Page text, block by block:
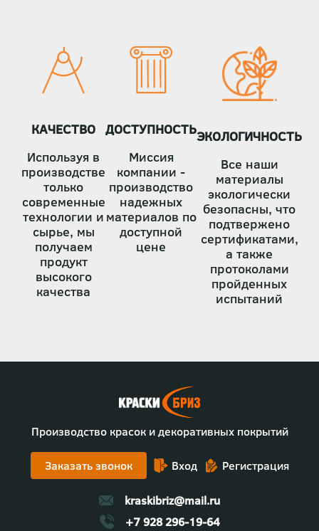
КАЧЕСТВО
Используя в
производстве
только
современные
технологии и
сырье, мы
получаем
продукт
высокого
качества
ДОСТУПНОСТЬ
Миссия
компании -
производство
надежных
материалов по
доступной
цене
ЭКОЛОГИЧНОСТЬ
Все наши
материалы
экологически
безопасны, что
подтвержено
сертификатами,
а также
протоколами
пройденных
испытаний
Производство красок и декоративных покрытий
Заказать звонок Вход Регистрация
kraskibriz@mail.ru
+7 928 296-19-64